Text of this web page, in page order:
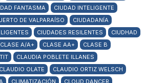
FANTASMA
CIUDAD INTELIGENTE
DE VALPARAÍSO
CIUDADANÍA
CIUDADES RESILENTES
CIUDHAD
CLASE A/A+ CLASE AA+
CLASE B
CLAUDIA POBLETE ILLANES
CLAUDIO OLATE
CLAUDIO ORTIZ WELSCH